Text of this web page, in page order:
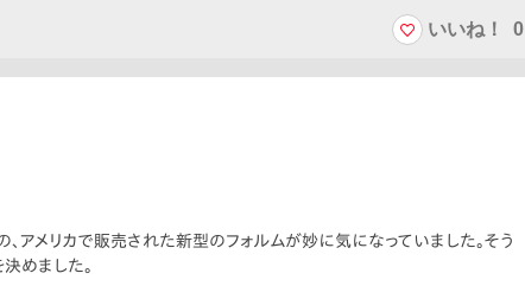
いいね！ 0
アメリカで販売された新型のフォルムが妙に気になっていました。そう
めました。